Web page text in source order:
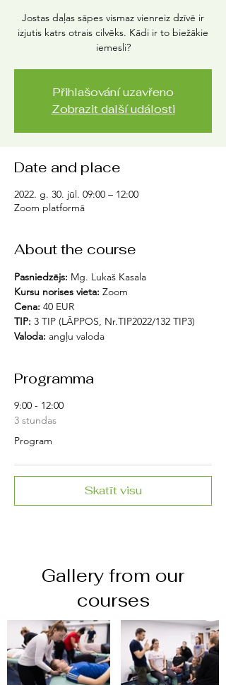
Jostas daļas sāpes vismaz vienreiz dzīvē ir
izjutis katrs otrais cilvēks. Kādi ir to biežākie
iemesli?
Přihlašování uzavřeno
Zobrazit další události
Date and place
2022. g. 30. jūl. 09:00 – 12:00
Zoom platformā
About the course
Pasniedzējs: Mg. Lukaš Kasala
Kursu norises vieta: Zoom
Cena: 40 EUR
TIP: 3 TIP (LĀPPOS, Nr.TIP2022/132 TIP3)
Valoda: angļu valoda
Programma
9:00 - 12:00
3 stundas
Program
Skatīt visu
Gallery from our
courses